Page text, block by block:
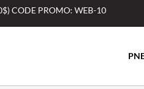
CODE PROMO: WEB-10